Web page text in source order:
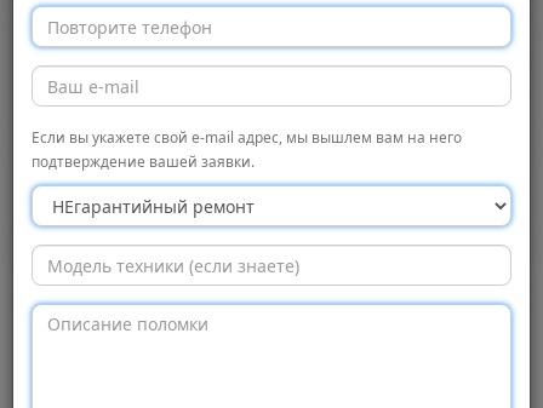
Главная
ТриО, Набережные Челны
Сервисный центр
Сервисный
центр «ТриО»,
Набережные Челны
Если вы укажете свой e-mail адрес, мы вышлем вам на него
подтверждение вашей заявки.